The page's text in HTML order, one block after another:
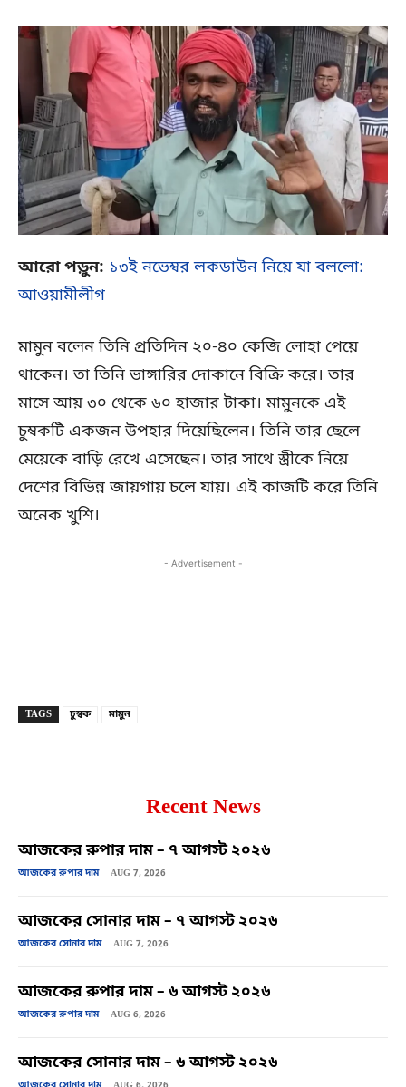
আরো পড়ুন: ১৩ই নভেম্বর লকডাউন নিয়ে যা বললো:
আওয়ামীলীগ
মামুন বলেন তিনি প্রতিদিন ২০-৪০ কেজি লোহা পেয়ে
থাকেন। তা তিনি ভাঙ্গারির দোকানে বিক্রি করে। তার
মাসে আয় ৩০ থেকে ৬০ হাজার টাকা। মামুনকে এই
চুম্বকটি একজন উপহার দিয়েছিলেন। তিনি তার ছেলে
মেয়েকে বাড়ি রেখে এসেছেন। তার সাথে স্ত্রীকে নিয়ে
দেশের বিভিন্ন জায়গায় চলে যায়। এই কাজটি করে তিনি
অনেক খুশি।
- Advertisement -
TAGS চুম্বক মামুন
Recent News
আজকের রুপার দাম – ৭ আগস্ট ২০২৬
আজকের রুপার দাম AUG 7, 2026
আজকের সোনার দাম – ৭ আগস্ট ২০২৬
আজকের সোনার দাম AUG 7, 2026
আজকের রুপার দাম – ৬ আগস্ট ২০২৬
আজকের রুপার দাম AUG 6, 2026
আজকের সোনার দাম – ৬ আগস্ট ২০২৬